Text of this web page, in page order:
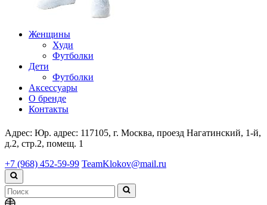
Женщины
Худи
Футболки
Дети
Футболки
Аксессуары
О бренде
Контакты
Адрес: Юр. адрес: 117105, г. Москва, проезд Нагатинский, 1-й,
д.2, стр.2, помещ. 1
+7 (968) 452-59-99 TeamKlokov@mail.ru